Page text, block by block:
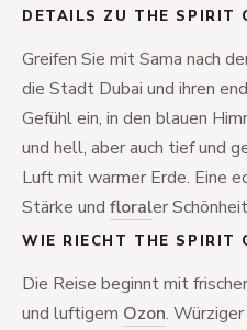
DETAILS ZU THE SPIRIT
Greifen Sie mit Sama nach
die Stadt Dubai und ihren
Gefühl ein, in den blauen
und hell, aber auch tief und
Luft mit warmer Erde. Eine
Stärke und floraler
WIE RIECHT THE SPIRIT
Die Reise beginnt mit frischer
und luftigem Ozon. Würziger